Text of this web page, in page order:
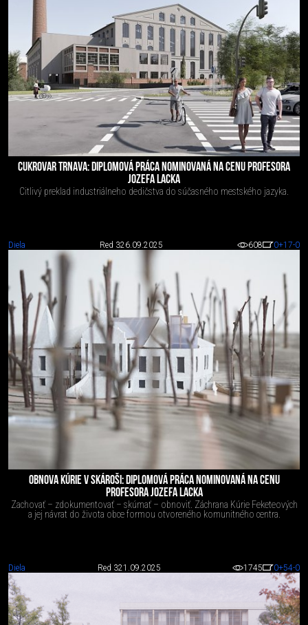
CUKROVAR TRNAVA: DIPLOMOVÁ PRÁCA NOMINOVANÁ NA CENU PROFESORA
JOZEFA LACKA
Citlivý preklad industriálneho dedičstva do súčasného mestského jazyka.
Diela Red 326.09.2025 608 0+17-0
OBNOVA KÚRIE V SKÁROŠI: DIPLOMOVÁ PRÁCA NOMINOVANÁ NA CENU
PROFESORA JOZEFA LACKA
Zachovať – zdokumentovať – skúmať – obnoviť. Záchrana Kúrie Feketeových
a jej návrat do života obce formou otvoreného komunitného centra.
Diela Red 321.09.2025 1745 0+54-0